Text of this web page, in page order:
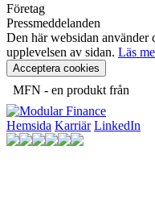
Företag
Pressmeddelanden
Den här websidan använder
upplevelsen av sidan. Läs
Acceptera cookies
MFN - en produkt från
Hemsida Karriär LinkedIn